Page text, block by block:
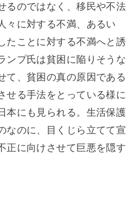
るのではなく、移民や不法
々に対する不満、あるい
たことに対する不満へと誘
ンプ氏は貧困に陥りそうな
て、貧困の真の原因である
せる手法をとっている様に
本にも見られる。生活保護
なのに、目くじら立てて宣
正に向けさせて巨悪を隠す